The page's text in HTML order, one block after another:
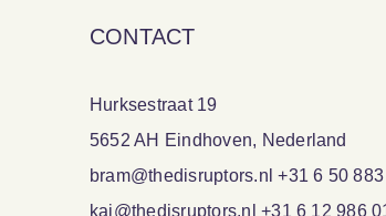
CONTACT
Hurksestraat 19
5652 AH Eindhoven, Nederland
bram@thedisruptors.nl +31 6 50
kai@thedisruptors.nl +31 6 12 986